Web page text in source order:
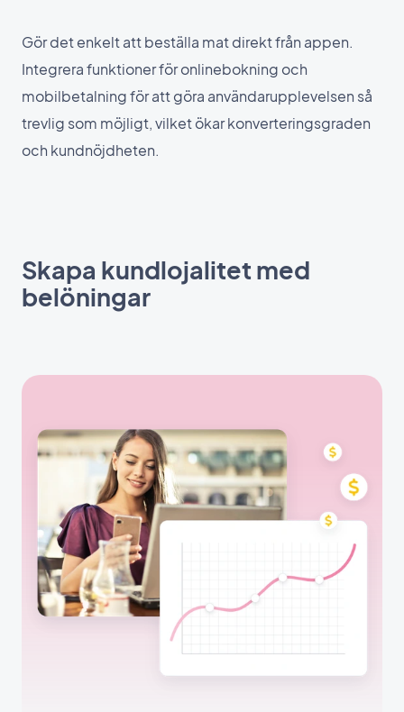
Gör det enkelt att beställa mat direkt från appen.
Integrera funktioner för onlinebokning och
mobilbetalning för att göra användarupplevelsen så
trevlig som möjligt, vilket ökar konverteringsgraden
och kundnöjdheten.
Skapa kundlojalitet med
belöningar